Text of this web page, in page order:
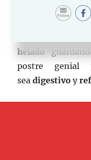
podemos hacer
cuando llega
helado
postre genial
seadigestivo y